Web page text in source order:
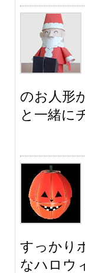
のお人形
と一緒に
すっかり
なハロウ